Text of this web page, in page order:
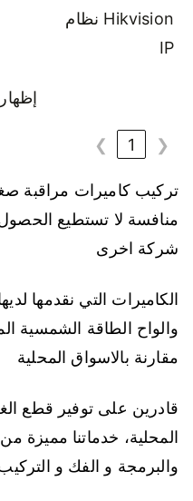
Hikvision نظام
IP
إظهار 1 إلى 55 من أصل 55 مُدخل
❮
1
❯
تركيب كاميرات مراقبة
منافسة لا تستطيع
شركة اخرى
الكاميرات التي نقدمها
والواح الطاقة الشمسية
مقارنة بالاسواق المحلية
قادرين على توفير قطع
المحلية، خدماتنا مميزة
والبرمجة و الفك و